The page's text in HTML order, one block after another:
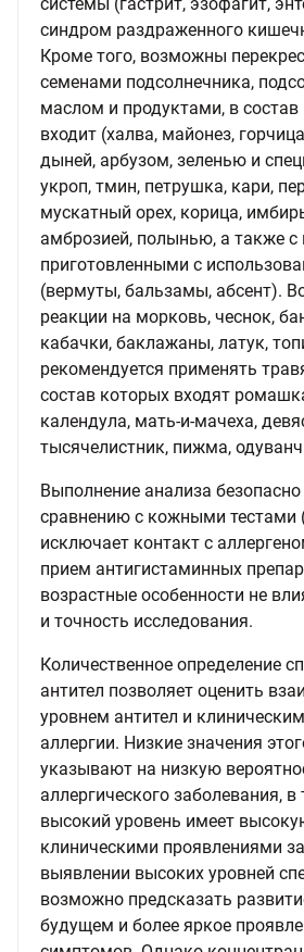
синдром раздраженного
Кроме того, возможны
семенами подсолнечника,
маслом и продуктами, в
входит (халва, майонез,
дыней, арбузом, зеленью и
укроп, тмин, петрушка, кари,
мускатный орех, корица,
амброзией, полынью, а также с
приготовленными с
(вермуты, бальзамы, абсент).
реакции на морковь, чеснок,
кабачки, баклажаны, латук,
рекомендуется применять
состав которых входят
календула, мать-и-мачеха,
тысячелистник, пижма,
Выполнение анализа
сравнению с кожными тестами
исключает контакт с
прием антигистаминных
возрастные особенности не
и точность исследования.
Количественное определение
антител позволяет оценить
уровнем антител и
аллергии. Низкие значения
указывают на низкую
аллергического заболевания,
высокий уровень имеет
клиническими проявлениями
выявлении высоких уровней
возможно предсказать
будущем и более яркое